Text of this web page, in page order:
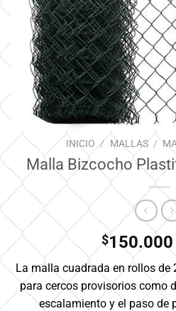
INICIO / MALLAS /
Malla Bizcocho
$150.000
La malla cuadrada en rollos de
para cercos provisorios como
escalamiento y el paso de